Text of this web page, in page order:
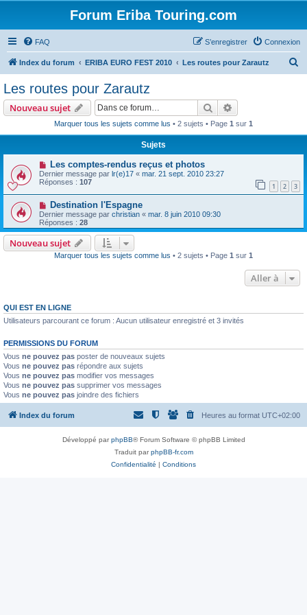
Forum Eriba Touring.com
FAQ Connexion
S’enregistrer
Index du forum ERIBA EURO FEST 2010 Les routes pour Zarautz
e
Les routes pour Zarautz
Nouveau sujet Rechercher
Marquer tous les sujets comme lus • 2 sujets • Page 1 sur 1
Sujets
Les comptes-rendus reçus et photos
Dernier message par lr(e)17 « mar. 21 sept. 2010 23:27
Réponses : 107 1 2 3
Destination l'Espagne
Dernier message par christian « mar. 8 juin 2010 09:30
Réponses : 28
Nouveau sujet
Marquer tous les sujets comme lus • 2 sujets • Page 1 sur 1
Aller à
QUI EST EN LIGNE
Utilisateurs parcourant ce forum : Aucun utilisateur enregistré et 3 invités
PERMISSIONS DU FORUM
Vous ne pouvez pas poster de nouveaux sujets
Vous ne pouvez pas répondre aux sujets
Vous ne pouvez pas modifier vos messages
Vous ne pouvez pas supprimer vos messages
Vous ne pouvez pas joindre des fichiers
Index du forum Heures au format UTC+02:00
Développé parphpBB® Forum Software © phpBB Limited
Traduit parphpBB-fr.com
Confidentialité | Conditions